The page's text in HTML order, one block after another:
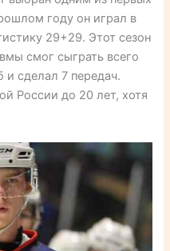
году он играл в
29+29. Этот сезон
смог сыграть всего
и сделал 7 передач.
России до 20 лет, хотя